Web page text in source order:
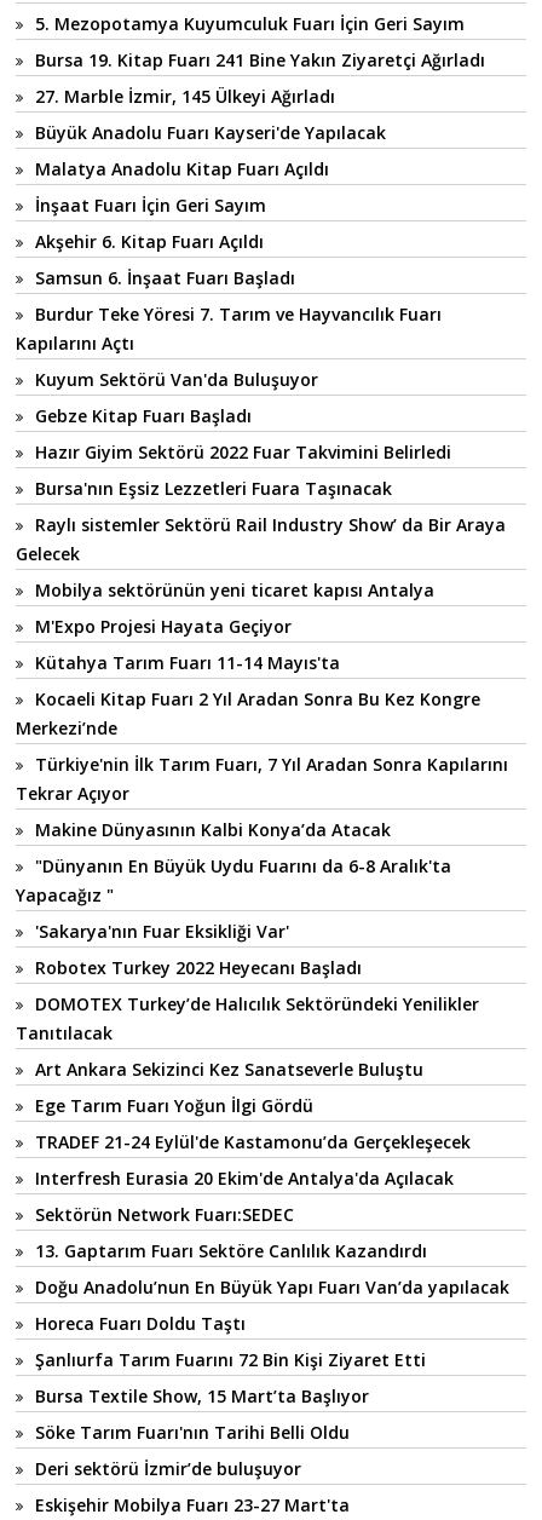
5. Mezopotamya Kuyumculuk Fuarı İçin Geri Sayım
Bursa 19. Kitap Fuarı 241 Bine Yakın Ziyaretçi Ağırladı
27. Marble İzmir, 145 Ülkeyi Ağırladı
Büyük Anadolu Fuarı Kayseri'de Yapılacak
Malatya Anadolu Kitap Fuarı Açıldı
İnşaat Fuarı İçin Geri Sayım
Akşehir 6. Kitap Fuarı Açıldı
Samsun 6. İnşaat Fuarı Başladı
Burdur Teke Yöresi 7. Tarım ve Hayvancılık Fuarı
Kapılarını Açtı
Kuyum Sektörü Van'da Buluşuyor
Gebze Kitap Fuarı Başladı
Hazır Giyim Sektörü 2022 Fuar Takvimini Belirledi
Bursa'nın Eşsiz Lezzetleri Fuara Taşınacak
Raylı sistemler Sektörü Rail Industry Show’ da Bir Araya
Gelecek
Mobilya sektörünün yeni ticaret kapısı Antalya
M'Expo Projesi Hayata Geçiyor
Kütahya Tarım Fuarı 11-14 Mayıs'ta
Kocaeli Kitap Fuarı 2 Yıl Aradan Sonra Bu Kez Kongre
Merkezi’nde
Türkiye'nin İlk Tarım Fuarı, 7 Yıl Aradan Sonra Kapılarını
Tekrar Açıyor
Makine Dünyasının Kalbi Konya’da Atacak
"Dünyanın En Büyük Uydu Fuarını da 6-8 Aralık'ta
Yapacağız "
'Sakarya'nın Fuar Eksikliği Var'
Robotex Turkey 2022 Heyecanı Başladı
DOMOTEX Turkey’de Halıcılık Sektöründeki Yenilikler
Tanıtılacak
Art Ankara Sekizinci Kez Sanatseverle Buluştu
Ege Tarım Fuarı Yoğun İlgi Gördü
TRADEF 21-24 Eylül'de Kastamonu’da Gerçekleşecek
Interfresh Eurasia 20 Ekim'de Antalya'da Açılacak
Sektörün Network Fuarı:SEDEC
13. Gaptarım Fuarı Sektöre Canlılık Kazandırdı
Doğu Anadolu’nun En Büyük Yapı Fuarı Van’da yapılacak
Horeca Fuarı Doldu Taştı
Şanlıurfa Tarım Fuarını 72 Bin Kişi Ziyaret Etti
Bursa Textile Show, 15 Mart’ta Başlıyor
Söke Tarım Fuarı'nın Tarihi Belli Oldu
Deri sektörü İzmir’de buluşuyor
Eskişehir Mobilya Fuarı 23-27 Mart'ta